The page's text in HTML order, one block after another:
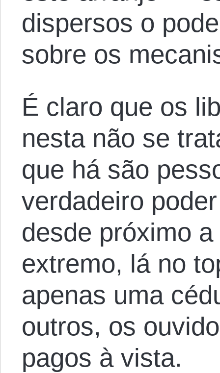
dispersos o
sobre os
É claro que os
nesta não se
que há são
verdadeiro
desde próximo
extremo, lá no
apenas uma
outros, os
pagos à vista.